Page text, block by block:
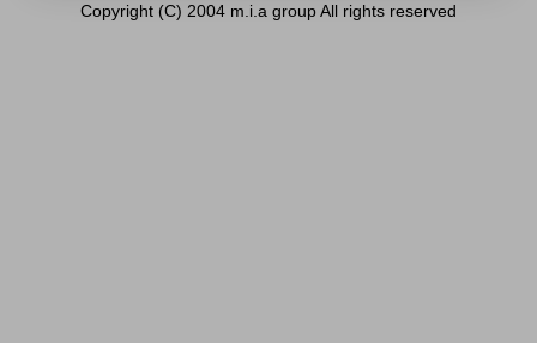
Copyright (C) 2004 m.i.a group All rights reserved